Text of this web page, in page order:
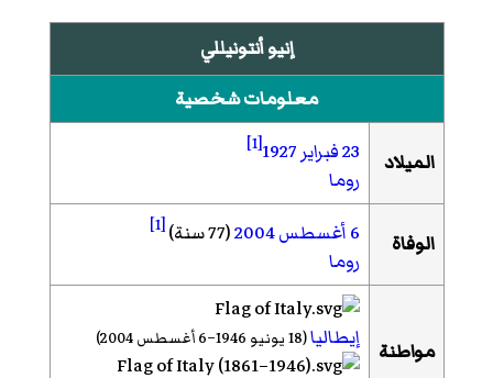
إنيو أنتونيللي
معلومات شخصية
الميلاد 23 فبراير 1927
[1]
روما
الوفاة 6 أغسطس 2004(77 سنة) [1]
روما
مواطنة إيطاليا(18 يونيو 1946–6 أغسطس 2004)